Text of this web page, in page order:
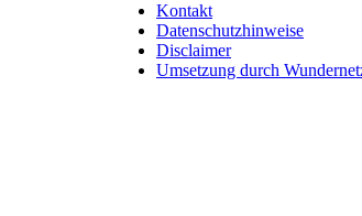
Kontakt
Datenschutzhinweise
Disclaimer
Umsetzung durch